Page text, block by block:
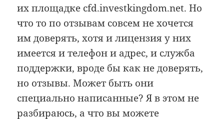
их площадке cfd.investkingdom.net. Но
что то по отзывам совсем не хочется
им доверять, хотя и лицензия у них
имеется и телефон и адрес, и служба
поддержки, вроде бы как не доверять,
но отзывы. Может быть они
специально написанные? Я в этом не
разбираюсь, а что вы можете